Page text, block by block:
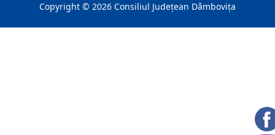
Copyright © 2026 Consiliul Judeţean Dâmboviţa